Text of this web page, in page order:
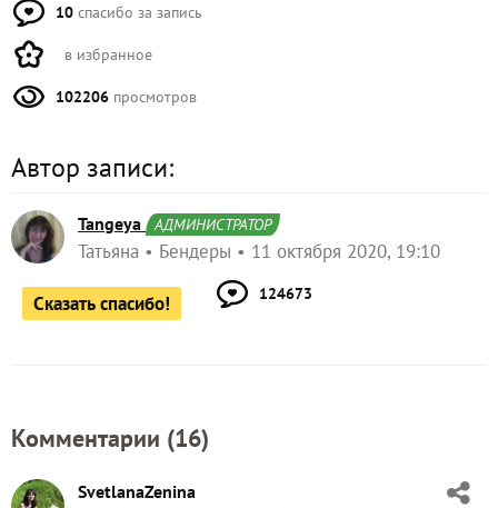
10 спасибо за запись
в избранное
102206 просмотров
Автор записи:
Tangeya АДМИНИСТРАТОР
Татьяна Бендеры 11 октября 2020, 19:10
Сказать спасибо! 124673
Комментарии (16)
SvetlanaZenina